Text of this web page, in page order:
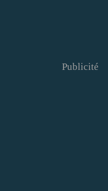
Publicité